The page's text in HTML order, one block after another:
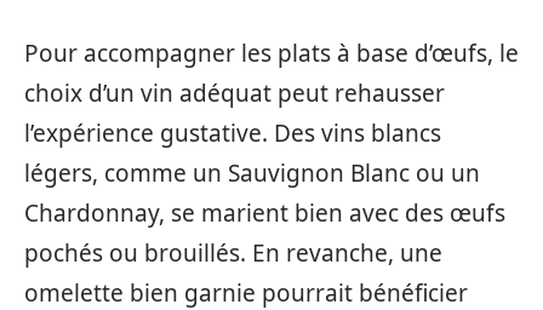
Pour accompagner les plats à base d’œufs, le
choix d’un vin adéquat peut rehausser
l’expérience gustative. Des vins blancs
légers, comme un Sauvignon Blanc ou un
Chardonnay, se marient bien avec des œufs
pochés ou brouillés. En revanche, une
omelette bien garnie pourrait bénéficier